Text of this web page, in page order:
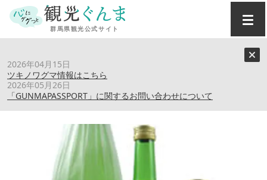
2026年04月15日
ツキノワグマ情報はこちら
2026年05月26日
「GUNMAPASSPORT」に関するお問い合わせについて
誉国光（土田酒造(株)）